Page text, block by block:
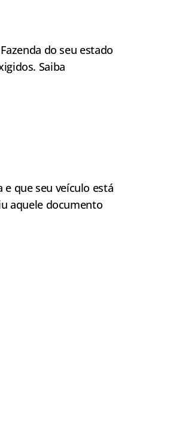
do seu estado
Saiba
que seu veículo está
aquele documento